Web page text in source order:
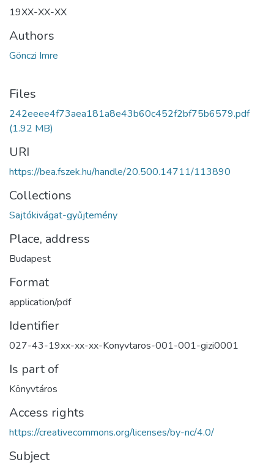
19XX-XX-XX
Authors
Gönczi Imre
Files
242eeee4f73aea181a8e43b60c452f2bf75b6579.pdf
(1.92 MB)
URI
https://bea.fszek.hu/handle/20.500.14711/113890
Collections
Sajtókivágat-gyűjtemény
Place, address
Budapest
Format
application/pdf
Identifier
027-43-19xx-xx-xx-Konyvtaros-001-001-gizi0001
Is part of
Könyvtáros
Access rights
https://creativecommons.org/licenses/by-nc/4.0/
Subject